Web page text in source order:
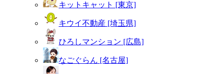
キットキャット [東京]
キウイ不動産 [埼玉県]
ひろしマンション [広島]
なごぐらん [名古屋]